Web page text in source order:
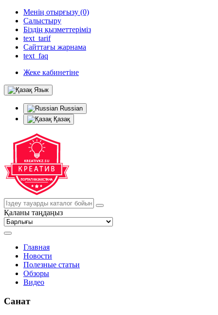
Менің отырғызу (0)
Салыстыру
Біздің қызметтеріміз
text_tarif
Сайттағы жарнама
text_faq
Жеке кабинетіне
Язык
Russian
Қазақ
Қаланы таңдаңыз
Главная
Новости
Полезные статьи
Обзоры
Видео
Санат